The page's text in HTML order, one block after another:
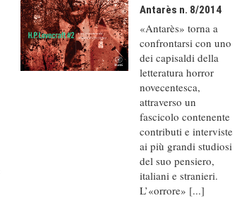
Antarès n. 8/2014
«Antarès» torna a
confrontarsi con uno
dei capisaldi della
letteratura horror
novecentesca,
attraverso un
fascicolo contenente
contributi e interviste
ai più grandi studiosi
del suo pensiero,
italiani e stranieri.
L’«orrore» [...]